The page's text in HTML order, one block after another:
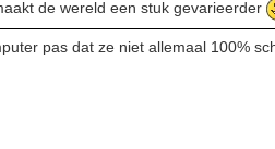
de wereld een stuk gevarieerder
pas dat ze niet allemaal 100%